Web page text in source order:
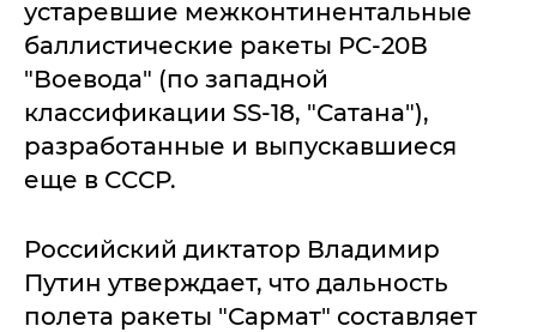
устаревшие межконтинентальные
баллистические ракеты РС-20В
"Воевода" (по западной
классификации SS-18, "Сатана"),
разработанные и выпускавшиеся
еще в СССР.
Российский диктатор Владимир
Путин утверждает, что дальность
полета ракеты "Сармат" составляет